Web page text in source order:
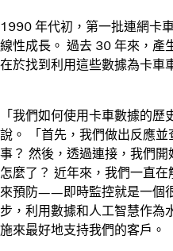
1990 年代初，第一批連網卡
線性成長。 過去 30 年來，產
在於找到利用這些數據為卡車
「我們如何使用卡車數據的
說。 「首先，我們做出反應
事？ 然後，透過連接，我們開
怎麼了？ 近年來，我們一直
來預防——即時監控就是一個
步，利用數據和人工智慧作為
施來最好地支持我們的客戶。